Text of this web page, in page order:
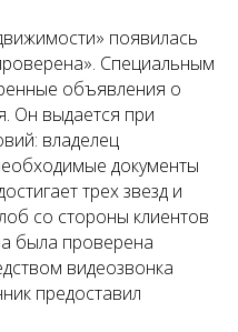
появилась
Специальным
объявления о
Он выдается при
владелец
документы
трех звезд и
со стороны клиентов
была проверена
видеозвонка
предоставил